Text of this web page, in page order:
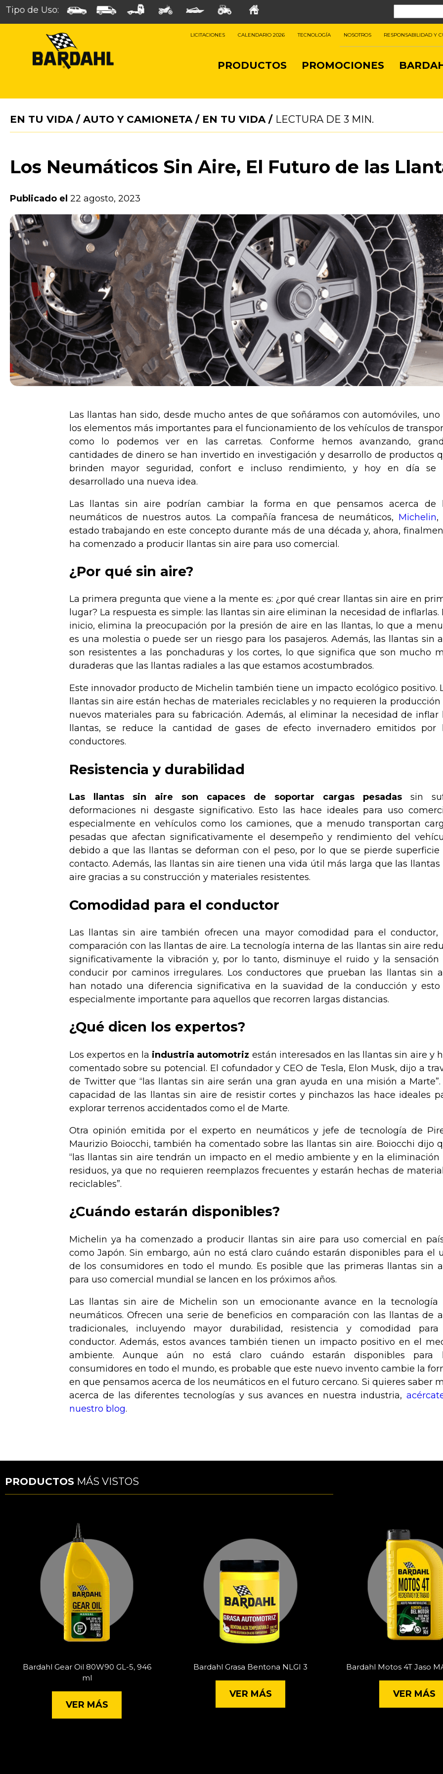
Tipo de Uso:
LICITACIONES CALENDARIO 2026 TECNOLOGÍA NOSOTROS RESPONSABILIDAD Y
PRODUCTOS PROMOCIONES
EN TU VIDA/ AUTO Y CAMIONETA/ EN TU VIDA/ LECTURA DE 3 MIN.
Los Neumáticos Sin Aire, El Futuro de las
Publicado el 22 agosto, 2023
Las llantas han sido, desde mucho antes de que soñáramos con automóviles, uno
los elementos más importantes para el funcionamiento de los vehículos de
como lo podemos ver en las carretas. Conforme hemos avanzando,
cantidades de dinero se han invertido en investigación y desarrollo de productos
brinden mayor seguridad, confort e incluso rendimiento, y hoy en día se
desarrollado una nueva idea.
Las llantas sin aire podrían cambiar la forma en que pensamos acerca de
neumáticos de nuestros autos. La compañía francesa de neumáticos, Michelin,
estado trabajando en este concepto durante más de una década y, ahora,
ha comenzado a producir llantas sin aire para uso comercial.
¿Por qué sin aire?
La primera pregunta que viene a la mente es: ¿por qué crear llantas sin aire en
lugar? La respuesta es simple: las llantas sin aire eliminan la necesidad de inflarlas.
inicio, elimina la preocupación por la presión de aire en las llantas, lo que a
es una molestia o puede ser un riesgo para los pasajeros. Además, las llantas sin
son resistentes a las ponchaduras y los cortes, lo que significa que son mucho
duraderas que las llantas radiales a las que estamos acostumbrados.
Este innovador producto de Michelin también tiene un impacto ecológico positivo.
llantas sin aire están hechas de materiales reciclables y no requieren la producción
nuevos materiales para su fabricación. Además, al eliminar la necesidad de inflar
llantas, se reduce la cantidad de gases de efecto invernadero emitidos por
conductores.
Resistencia y durabilidad
Las llantas sin aire son capaces de soportar cargas pesadassin
deformaciones ni desgaste significativo. Esto las hace ideales para uso
especialmente en vehículos como los camiones, que a menudo transportan
pesadas que afectan significativamente el desempeño y rendimiento del
debido a que las llantas se deforman con el peso, por lo que se pierde superficie
contacto. Además, las llantas sin aire tienen una vida útil más larga que las llantas
aire gracias a su construcción y materiales resistentes.
Comodidad para el conductor
Las llantas sin aire también ofrecen una mayor comodidad para el conductor,
comparación con las llantas de aire. La tecnología interna de las llantas sin aire
significativamente la vibración y, por lo tanto, disminuye el ruido y la sensación
conducir por caminos irregulares. Los conductores que prueban las llantas sin
han notado una diferencia significativa en la suavidad de la conducción y esto
especialmente importante para aquellos que recorren largas distancias.
¿Qué dicen los expertos?
Los expertos en la industria automotriz están interesados en las llantas sin aire y
comentado sobre su potencial. El cofundador y CEO de Tesla, Elon Musk, dijo a
de Twitter que “las llantas sin aire serán una gran ayuda en una misión a Marte”.
capacidad de las llantas sin aire de resistir cortes y pinchazos las hace ideales
explorar terrenos accidentados como el de Marte.
Otra opinión emitida por el experto en neumáticos y jefe de tecnología de
Maurizio Boiocchi, también ha comentado sobre las llantas sin aire. Boiocchi dijo
“las llantas sin aire tendrán un impacto en el medio ambiente y en la eliminación
residuos, ya que no requieren reemplazos frecuentes y estarán hechas de
reciclables”.
¿Cuándo estarán disponibles?
Michelin ya ha comenzado a producir llantas sin aire para uso comercial en
como Japón. Sin embargo, aún no está claro cuándo estarán disponibles para el
de los consumidores en todo el mundo. Es posible que las primeras llantas sin
para uso comercial mundial se lancen en los próximos años.
Las llantas sin aire de Michelin son un emocionante avance en la tecnología
neumáticos. Ofrecen una serie de beneficios en comparación con las llantas de
tradicionales, incluyendo mayor durabilidad, resistencia y comodidad
conductor. Además, estos avances también tienen un impacto positivo en el
ambiente. Aunque aún no está claro cuándo estarán disponibles para
consumidores en todo el mundo, es probable que este nuevo invento cambie la
en que pensamos acerca de los neumáticos en el futuro cercano. Si quieres saber
acerca de las diferentes tecnologías y sus avances en nuestra industria,
nuestro blog.
PRODUCTOS MÁS VISTOS
Bardahl Gear Oil 80W90 GL-5, 946
ml
VER MÁS
Bardahl Grasa Bentona NLGI 3
VER MÁS
Bardahl Motos 4T Jaso
VER MÁS